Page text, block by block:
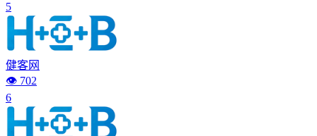
5
健客网
👁️ 702
6